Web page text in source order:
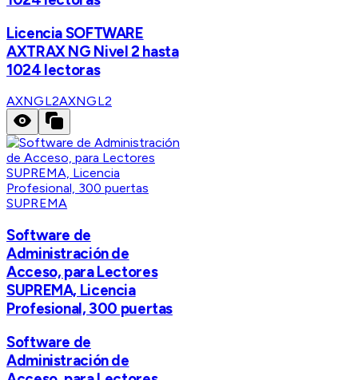
Licencia SOFTWARE
AXTRAX NG Nivel 2 hasta
1024 lectoras
AXNGL2AXNGL2
SUPREMA
Software de
Administración de
Acceso, para Lectores
SUPREMA, Licencia
Profesional, 300 puertas
Software de
Administración de